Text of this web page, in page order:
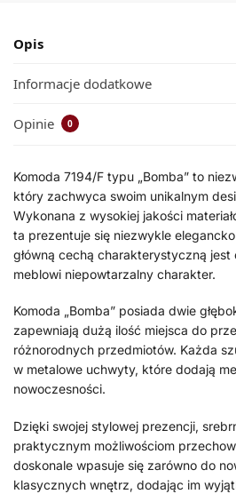
Opis
Informacje dodatkowe
Opinie 0
Komoda 7194/F typu „Bomba” to
który zachwyca swoim unikalnym
Wykonana z wysokiej jakości
ta prezentuje się niezwykle
główną cechą charakterystyczną jest
meblowi niepowtarzalny charakter.
Komoda „Bomba” posiada dwie
zapewniają dużą ilość miejsca do
różnorodnych przedmiotów. Każda
w metalowe uchwyty, które dodają
nowoczesności.
Dzięki swojej stylowej prezencji,
praktycznym możliwościom
doskonale wpasuje się zarówno do
klasycznych wnętrz, dodając im